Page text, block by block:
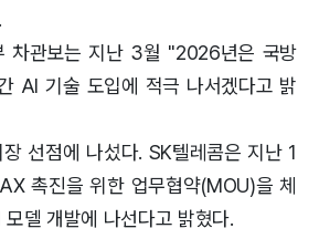
차관보는 지난 3월 "2026년은 국방
AI 기술 도입에 적극 나서겠다고 밝
선점에 나섰다. SK텔레콤은 지난 1
촉진을 위한 업무협약(MOU)을 체
델 개발에 나선다고 밝혔다.